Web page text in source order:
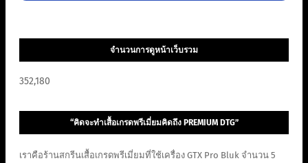
จำนวนการดูหน้าเว็บรวม
352,180
“คิดจะทำเสื้อเกรดพรีเมี่ยมคิดถึง PREMIUM DTG”
เราคือร้านสกรีนเสื้อเกรดพรีเมี่ยมที่ใช้เครื่อง GTX Pro Bluk จำนวน 5